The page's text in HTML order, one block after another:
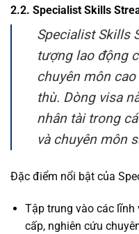
2.2. Specialist Skills
Specialist Skills
tượng lao động
chuyên môn
thù. Dòng visa
nhân tài trong
và chuyên môn
Đặc điểm nổi bật của
Tập trung vào các
cấp, nghiên cứu